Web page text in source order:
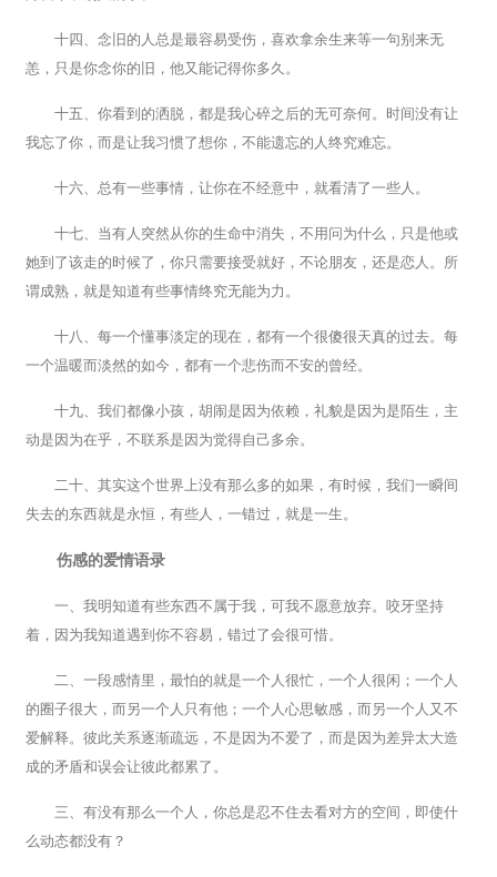
十四、念旧的人总是最容易受伤，喜欢拿余生来等一句别来无
恙，只是你念你的旧，他又能记得你多久。
十五、你看到的洒脱，都是我心碎之后的无可奈何。时间没有让
我忘了你，而是让我习惯了想你，不能遗忘的人终究难忘。
十六、总有一些事情，让你在不经意中，就看清了一些人。
十七、当有人突然从你的生命中消失，不用问为什么，只是他或
她到了该走的时候了，你只需要接受就好，不论朋友，还是恋人。所
谓成熟，就是知道有些事情终究无能为力。
十八、每一个懂事淡定的现在，都有一个很傻很天真的过去。每
一个温暖而淡然的如今，都有一个悲伤而不安的曾经。
十九、我们都像小孩，胡闹是因为依赖，礼貌是因为是陌生，主
动是因为在乎，不联系是因为觉得自己多余。
二十、其实这个世界上没有那么多的如果，有时候，我们一瞬间
失去的东西就是永恒，有些人，一错过，就是一生。
伤感的爱情语录
一、我明知道有些东西不属于我，可我不愿意放弃。咬牙坚持
着，因为我知道遇到你不容易，错过了会很可惜。
二、一段感情里，最怕的就是一个人很忙，一个人很闲；一个人
的圈子很大，而另一个人只有他；一个人心思敏感，而另一个人又不
爱解释。彼此关系逐渐疏远，不是因为不爱了，而是因为差异太大造
成的矛盾和误会让彼此都累了。
三、有没有那么一个人，你总是忍不住去看对方的空间，即使什
么动态都没有？